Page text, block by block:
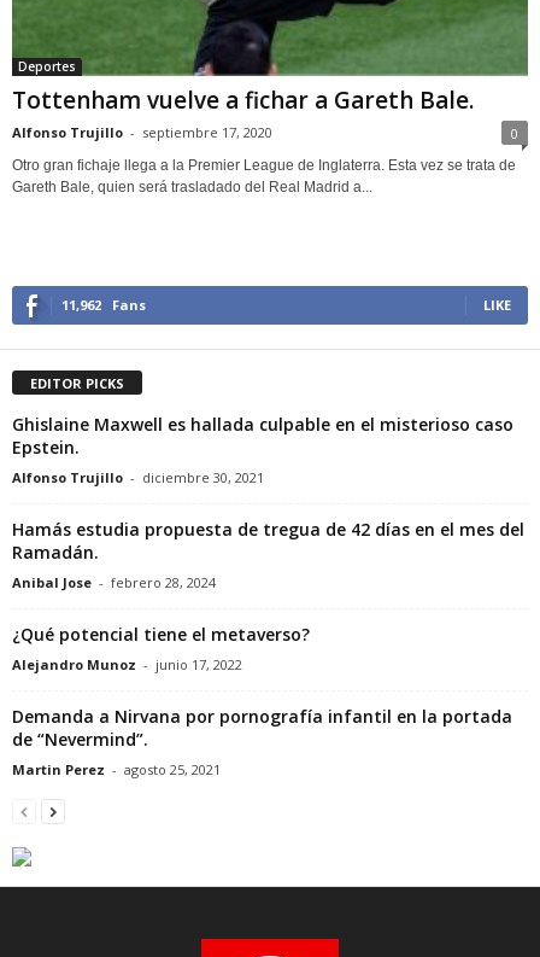
Deportes
Tottenham vuelve a fichar a Gareth Bale.
Alfonso Trujillo - septiembre 17, 2020 0
Otro gran fichaje llega a la Premier League de Inglaterra. Esta vez se trata de
Gareth Bale, quien será trasladado del Real Madrid a...
11,962 Fans LIKE
EDITOR PICKS
Ghislaine Maxwell es hallada culpable en el misterioso caso
Epstein.
Alfonso Trujillo - diciembre 30, 2021
Hamás estudia propuesta de tregua de 42 días en el mes del
Ramadán.
Anibal Jose - febrero 28, 2024
¿Qué potencial tiene el metaverso?
Alejandro Munoz - junio 17, 2022
Demanda a Nirvana por pornografía infantil en la portada
de “Nevermind”.
Martin Perez - agosto 25, 2021